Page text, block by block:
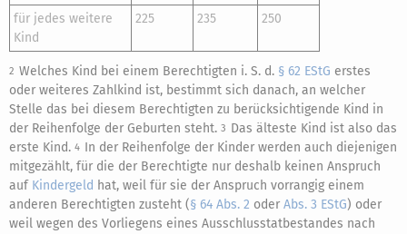
für jedes weitere
Kind
225 235 250
2 Welches Kind bei einem Berechtigten i. S. d. § 62 EStG erstes
oder weiteres Zahlkind ist, bestimmt sich danach, an welcher
Stelle das bei diesem Berechtigten zu berücksichtigende Kind in
der Reihenfolge der Geburten steht. 3 Das älteste Kind ist also das
erste Kind. 4 In der Reihenfolge der Kinder werden auch diejenigen
mitgezählt, für die der Berechtigte nur deshalb keinen Anspruch
auf Kindergeld hat, weil für sie der Anspruch vorrangig einem
anderen Berechtigten zusteht (§ 64 Abs. 2 oder Abs. 3 EStG) oder
weil wegen des Vorliegens eines Ausschlusstatbestandes nach